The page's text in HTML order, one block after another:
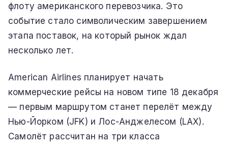
флоту американского перевозчика. Это
событие стало символическим завершением
этапа поставок, на который рынок ждал
несколько лет.
American Airlines планирует начать
коммерческие рейсы на новом типе 18 декабря
— первым маршрутом станет перелёт между
Нью-Йорком (JFK) и Лос-Анджелесом (LAX).
Самолёт рассчитан на три класса